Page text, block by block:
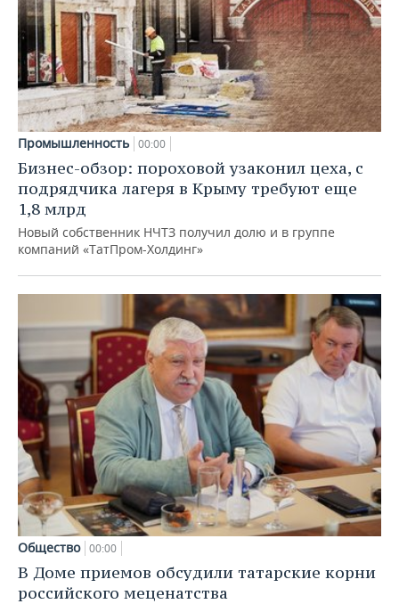
Промышленность 00:00
Бизнес-обзор: пороховой узаконил цеха, с
подрядчика лагеря в Крыму требуют еще
1,8 млрд
Новый собственник НЧТЗ получил долю и в группе
компаний «ТатПром-Холдинг»
Общество 00:00
В Доме приемов обсудили татарские корни
российского меценатства